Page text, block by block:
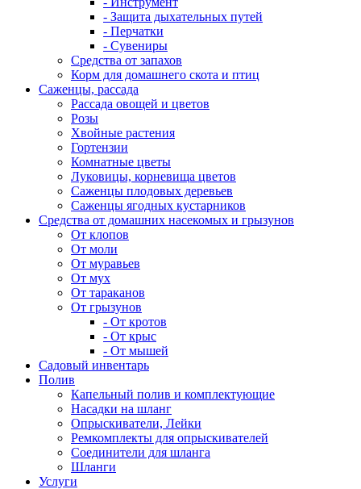
- Защита дыхательных путей
- Перчатки
- Сувениры
Средства от запахов
Корм для домашнего скота и птиц
Саженцы, рассада
Рассада овощей и цветов
Розы
Хвойные растения
Гортензии
Комнатные цветы
Луковицы, корневища цветов
Саженцы плодовых деревьев
Саженцы ягодных кустарников
Средства от домашних насекомых и грызунов
От клопов
От моли
От муравьев
От мух
От тараканов
От грызунов
- От кротов
- От крыс
- От мышей
Садовый инвентарь
Полив
Капельный полив и комплектующие
Насадки на шланг
Опрыскиватели, Лейки
Ремкомплекты для опрыскивателей
Соединители для шланга
Шланги
Услуги